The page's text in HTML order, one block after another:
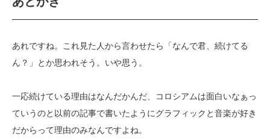
あれですね。これ見た人から言わせたら「なんで君、続けてる
ん？」とか思われそう。いや思う。
一応続けている理由はなんだかんだ、コロシアムは面白いなぁっ
ていうのと以前の記事で書いたようにグラフィックと音楽が好き
だからって理由のみなんですよね。